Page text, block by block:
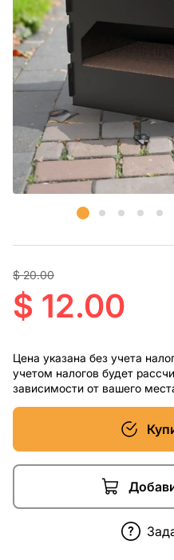
$ 20.00
$ 12.00
Цена указана без учета
учетом налогов будет
зависимости от вашего